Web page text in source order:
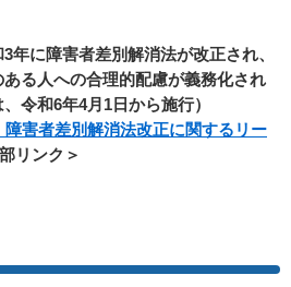
に障害者差別解消法が改正され、
る人への合理的配慮が義務化され
令和6年4月1日から施行）
障害者差別解消法改正に関するリー
リンク＞